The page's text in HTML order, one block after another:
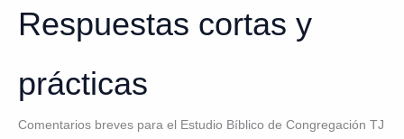
Respuestas cortas y
prácticas
Comentarios breves para el Estudio Bíblico de Congregación TJ